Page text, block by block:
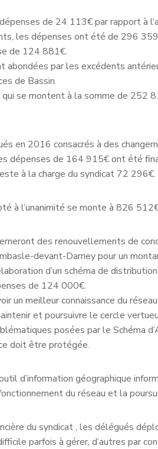
de 24 113€ par rapport à
les dépenses ont été de 296
de 124 881€.
par les excédents
de Bassin.
qui se montent à la somme de
en 2016 consacrés à des
dépenses de 164 915€ ont été
à la charge du syndicat 72 296€.
à l’unanimité se monte à 826
des renouvellements de
devant-Darney pour un
d’un schéma de
de 124 000€.
un meilleur connaissance du
et poursuivre le cercle
posées par le Schéma
doit être protégée.
d’information géographique
du réseau et la
du syndicat , les délégués
parfois à gérer, d’autres par